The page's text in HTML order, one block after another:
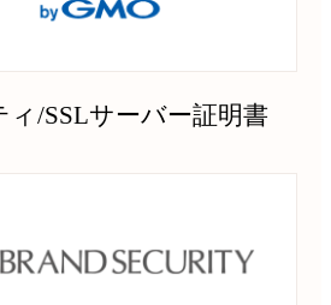
ィ/SSLサーバー証明書